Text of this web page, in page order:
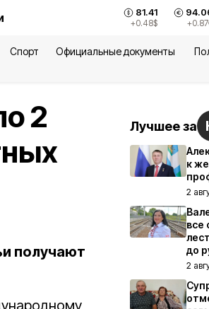
81.41
+0.48$ +0.87
Спорт Официальные документы
2
получают
Лучшее за
к
2
все
до
2